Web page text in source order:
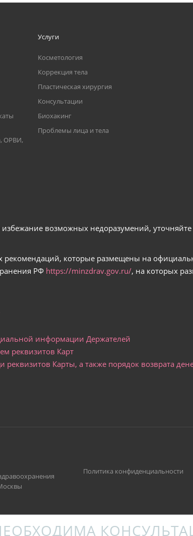
ОРВИ,
Услуги
Косметология
Коррекция тела
Пластическая хирургия
Консультации
Биохакинг
Проблемы лица и тела
возможных недоразумений,
которые размещены на
РФ https://minzdrav.gov.ru/, на которых
информации Держателей
реквизитов Карт
Карты, а также порядок возврата
Политика конфиденциальности